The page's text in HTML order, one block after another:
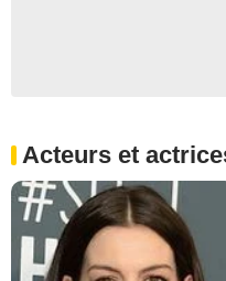
Acteurs et